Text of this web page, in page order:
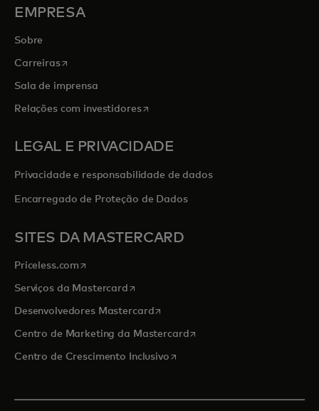
EMPRESA
Sobre
Carreirasabre em uma nova guia
Sala de imprensa
Relações com investidoresabre em uma nova guia
LEGAL E PRIVACIDADE
Privacidade e responsabilidade de dados
Encarregado de Proteção de Dados
SITES DA MASTERCARD
Priceless.com abre em uma nova guia
Serviços da Mastercardabre em uma nova guia
Desenvolvedores Mastercardabre em uma nova guia
Centro de Marketing da Mastercardabre em uma nova guia
Centro de Crescimento Inclusivoabre em uma nova guia